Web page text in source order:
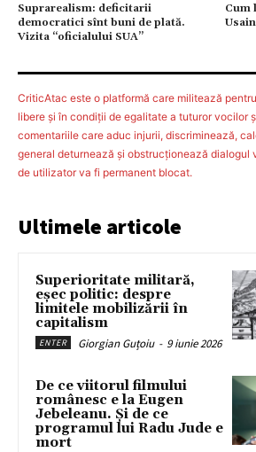
Suprarealism: deficitarii
democratici sînt buni de plată.
Vizita “oficialului SUA”
Cum
CriticAtac este o platformă care militează
libere şi în condiţii de egalitate a tuturor vocilor
comentariile care aduc injurii, discriminează,
general deturnează şi obstrucţionează dialogul
de utilizator va fi permanent blocat.
Ultimele articole
Superioritate militară,
eșec politic: despre
limitele mobilizării în
capitalism
ENTER Giorgian Guțoiu - 9 iunie 2026
De ce viitorul filmului
românesc e la Eugen
Jebeleanu. Și de ce
programul lui Radu Jude e
mort